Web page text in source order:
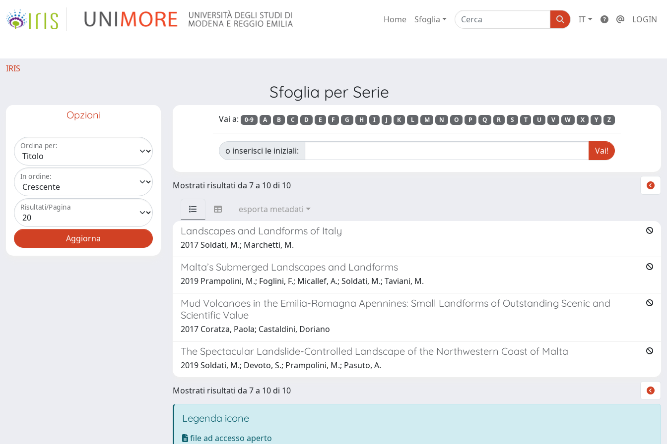
Home Sfoglia IT LOGIN
IRIS
Sfoglia per Serie
Opzioni
Ordina per:
In ordine:
Risultati/Pagina
Vai a: 0-9 A B C D E F G H I J K L M N O P Q R S T U V W X Y Z
o inserisci le iniziali:
Mostrati risultati da 7 a 10 di 10
esporta metadati
Landscapes and Landforms of Italy
2017 Soldati, M.; Marchetti, M.
Malta’s Submerged Landscapes and Landforms
2019 Prampolini, M.; Foglini, F.; Micallef, A.; Soldati, M.; Taviani, M.
Mud Volcanoes in the Emilia-Romagna Apennines: Small Landforms of Outstanding Scenic and
Scientific Value
2017 Coratza, Paola; Castaldini, Doriano
The Spectacular Landslide-Controlled Landscape of the Northwestern Coast of Malta
2019 Soldati, M.; Devoto, S.; Prampolini, M.; Pasuto, A.
Mostrati risultati da 7 a 10 di 10
Legenda icone
file ad accesso aperto